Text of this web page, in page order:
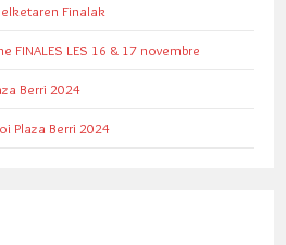
Finalak
FINALES LES 16 & 17 novembre
Berri 2024
Plaza Berri 2024